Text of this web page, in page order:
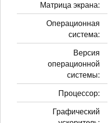
Матрица экрана:
Операционная
система:
Версия
операционной
системы:
Процессор:
Графический